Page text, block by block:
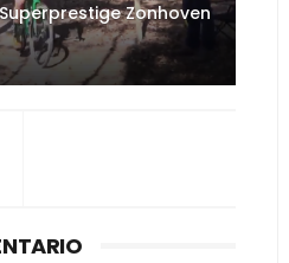
Zonhoven